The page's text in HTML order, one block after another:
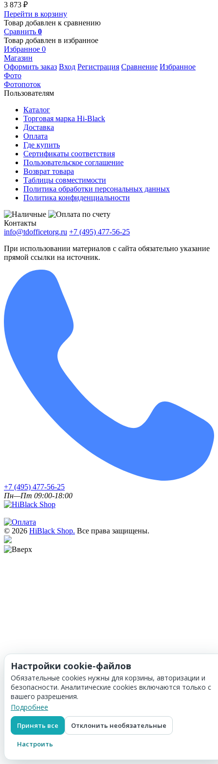
3 873 ₽
Перейти в корзину
Товар добавлен к сравнению
Сравнить 0
Товар добавлен в избранное
Избранное 0
Магазин
Оформить заказ Вход Регистрация Сравнение Избранное
Фото
Фотопоток
Пользователям
Каталог
Торговая марка Hi-Black
Доставка
Оплата
Где купить
Сертификаты соответствия
Пользовательское соглашение
Возврат товара
Таблицы совместимости
Политика обработки персональных данных
Политика конфиденциальности
Контакты
info@tdofficetorg.ru +7 (495) 477-56-25
При использовании материалов с сайта обязательно указание
прямой ссылки на источник.
+7 (495) 477-56-25
Пн—Пт 09:00-18:00
© 2026 HiBlack Shop. Все права защищены.
Настройки cookie-файлов
Обязательные cookies нужны для корзины, авторизации и
безопасности. Аналитические cookies включаются только с
вашего разрешения.
Подробнее
Принять все Отклонить необязательные
Настроить